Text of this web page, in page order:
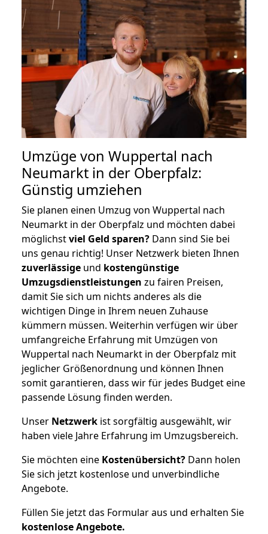
Umzüge von Wuppertal nach
Neumarkt in der Oberpfalz:
Günstig umziehen
Sie planen einen Umzug von Wuppertal nach
Neumarkt in der Oberpfalz und möchten dabei
möglichstviel Geld sparen? Dann sind Sie bei
uns genau richtig! Unser Netzwerk bieten Ihnen
zuverlässige und kostengünstige
Umzugsdienstleistungen zu fairen Preisen,
damit Sie sich um nichts anderes als die
wichtigen Dinge in Ihrem neuen Zuhause
kümmern müssen. Weiterhin verfügen wir über
umfangreiche Erfahrung mit Umzügen von
Wuppertal nach Neumarkt in der Oberpfalz mit
jeglicher Größenordnung und können Ihnen
somit garantieren, dass wir für jedes Budget eine
passende Lösung finden werden.
Unser Netzwerk ist sorgfältig ausgewählt, wir
haben viele Jahre Erfahrung im Umzugsbereich.
Sie möchten eine Kostenübersicht? Dann holen
Sie sich jetzt kostenlose und unverbindliche
Angebote.
Füllen Sie jetzt das Formular aus und erhalten Sie
kostenloseAngebote.